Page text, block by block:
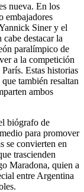
nueva. En los
embajadores
Siner y el
destacar la
paralímpico de
a la competición
Estas historias
también resaltan
ambos
biógrafo de
para promover
se convierten en
trascienden
Maradona, quien a
entre Argentina